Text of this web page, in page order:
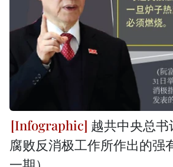
越共中央总
腐败反消极工作所作出的强